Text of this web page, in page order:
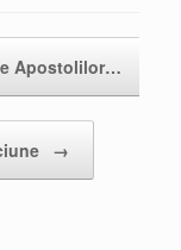
Apostolilor…
→